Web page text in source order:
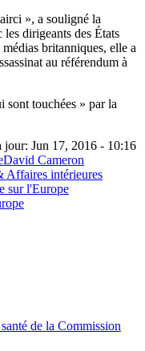
», a souligné la
les dirigeants des États
britanniques, elle a
au référendum à
sont touchées » par la
jour: Jun 17, 2016 - 10:16
David Cameron
Affaires intérieures
sur l'Europe
de la Commission